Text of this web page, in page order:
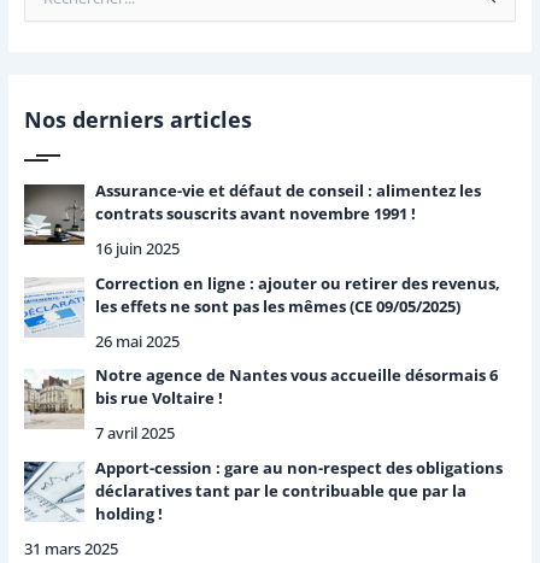
e
r
h
e
r
Nos derniers articles
Assurance-vie et défaut de conseil : alimentez les
contrats souscrits avant novembre 1991 !
16 juin 2025
Correction en ligne : ajouter ou retirer des revenus,
les effets ne sont pas les mêmes (CE 09/05/2025)
26 mai 2025
Notre agence de Nantes vous accueille désormais 6
bis rue Voltaire !
7 avril 2025
Apport-cession : gare au non-respect des obligations
déclaratives tant par le contribuable que par la
holding !
31 mars 2025